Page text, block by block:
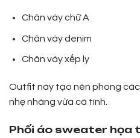
Chân váy chữ A
Chân váy denim
Chân váy xếp ly
Outfit này tạo nên phong
nhẹ nhàng vừa cá tính.
Phối áo sweater